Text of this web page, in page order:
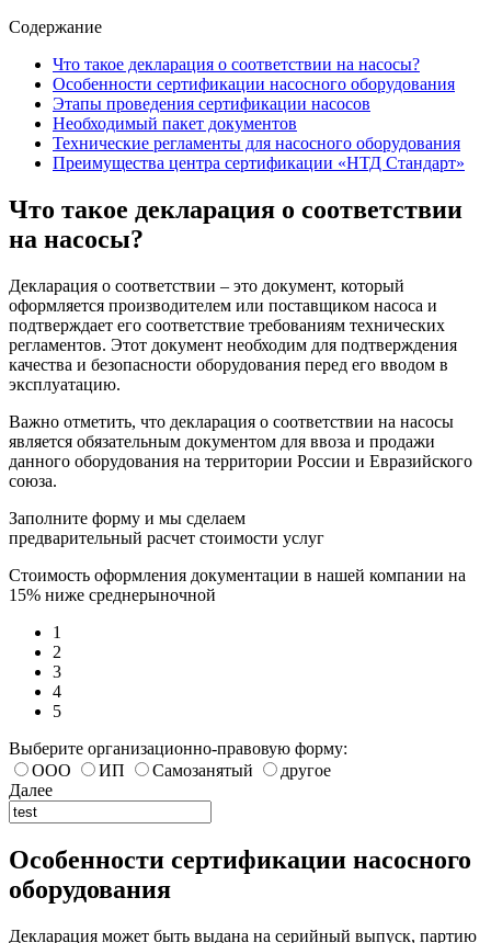
Содержание
Что такое декларация о соответствии на насосы?
Особенности сертификации насосного оборудования
Этапы проведения сертификации насосов
Необходимый пакет документов
Технические регламенты для насосного оборудования
Преимущества центра сертификации «НТД Стандарт»
Что такое декларация о соответствии
на насосы?
Декларация о соответствии – это документ, который
оформляется производителем или поставщиком насоса и
подтверждает его соответствие требованиям технических
регламентов. Этот документ необходим для подтверждения
качества и безопасности оборудования перед его вводом в
эксплуатацию.
Важно отметить, что декларация о соответствии на насосы
является обязательным документом для ввоза и продажи
данного оборудования на территории России и Евразийского
союза.
Заполните форму и мы сделаем
предварительный расчет стоимости услуг
Стоимость оформления документации в нашей компании на
15% ниже среднерыночной
1
2
3
4
5
Выберите организационно-правовую форму:
ООО
ИП Самозанятый
другое
Далее
Особенности сертификации насосного
оборудования
Декларация может быть выдана на серийный выпуск, партию